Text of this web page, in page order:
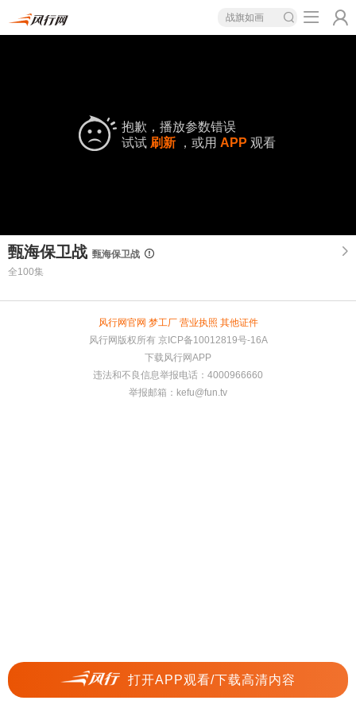
战旗如画
抱歉，播放参数错误
试试 刷新 ，或用 APP 观看
甄海保卫战 甄海保卫战
全100集
打开APP观看/下载高清内容
风行网官网 梦工厂 营业执照 其他证件
风行网版权所有 京ICP备10012819号-16A
下载风行网APP
违法和不良信息举报电话：4000966660
举报邮箱： kefu@fun.tv